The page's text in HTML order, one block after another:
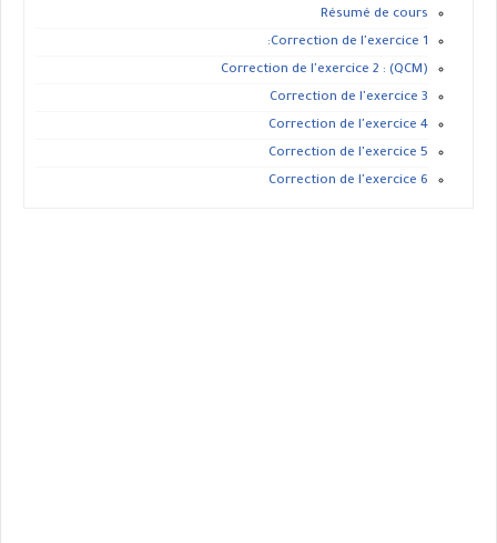
Résumé de cours
Correction de l'exercice 1:
Correction de l'exercice 2 : (QCM)
Correction de l'exercice 3
Correction de l'exercice 4
Correction de l'exercice 5
Correction de l'exercice 6